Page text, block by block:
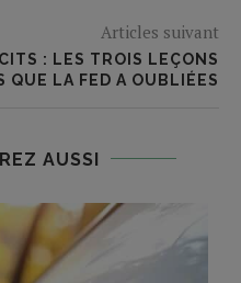
Articles suivant
: LES TROIS LEÇONS
QUE LA FED A OUBLIÉES
AUSSI